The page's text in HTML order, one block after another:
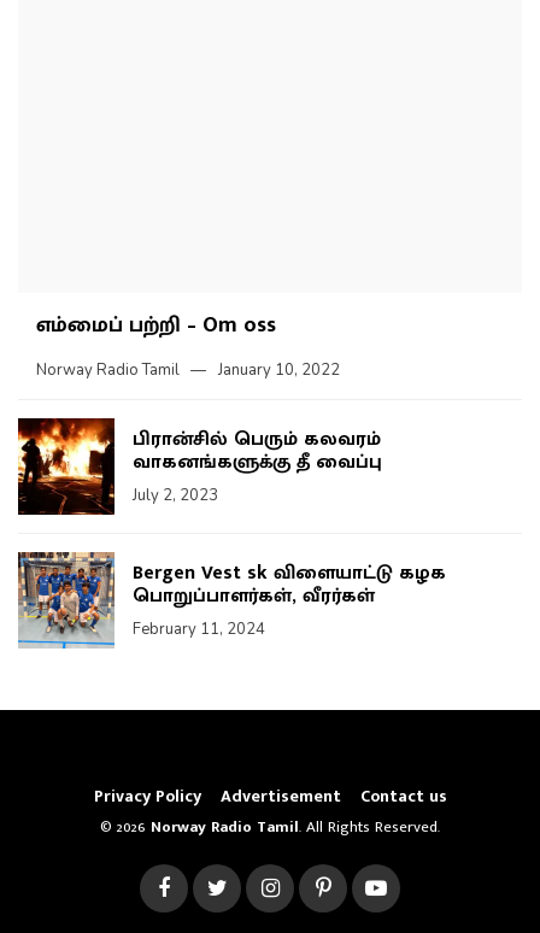
எம்மைப் பற்றி – Om oss
Norway Radio Tamil January 10, 2022
பிரான்சில் பெரும் கலவரம்
வாகனங்களுக்கு தீ வைப்பு
July 2, 2023
Bergen Vest sk விளையாட்டு கழக
பொறுப்பாளர்கள், வீரர்கள்
February 11, 2024
Privacy Policy Advertisement Contact us
© 2026 Norway Radio Tamil. All Rights Reserved.